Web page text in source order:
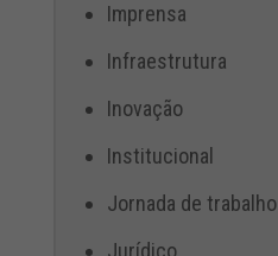
Imprensa
Infraestrutura
Inovação
Institucional
Jornada de trabalho
Jurídico